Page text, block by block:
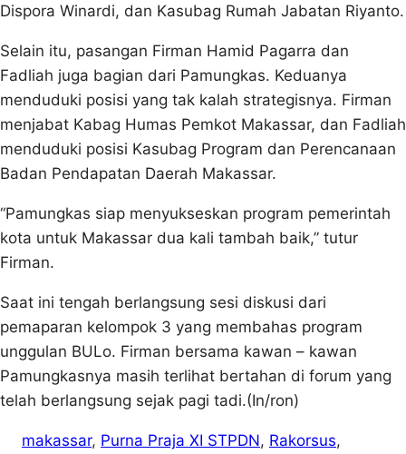
Dispora Winardi, dan Kasubag Rumah Jabatan Riyanto.
Selain itu, pasangan Firman Hamid Pagarra dan
Fadliah juga bagian dari Pamungkas. Keduanya
menduduki posisi yang tak kalah strategisnya. Firman
menjabat Kabag Humas Pemkot Makassar, dan Fadliah
menduduki posisi Kasubag Program dan Perencanaan
Badan Pendapatan Daerah Makassar.
“Pamungkas siap menyukseskan program pemerintah
kota untuk Makassar dua kali tambah baik,” tutur
Firman.
Saat ini tengah berlangsung sesi diskusi dari
pemaparan kelompok 3 yang membahas program
unggulan BULo. Firman bersama kawan – kawan
Pamungkasnya masih terlihat bertahan di forum yang
telah berlangsung sejak pagi tadi.(In/ron)
makassar, Purna Praja XI STPDN, Rakorsus